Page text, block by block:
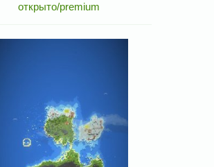
открыто/premium